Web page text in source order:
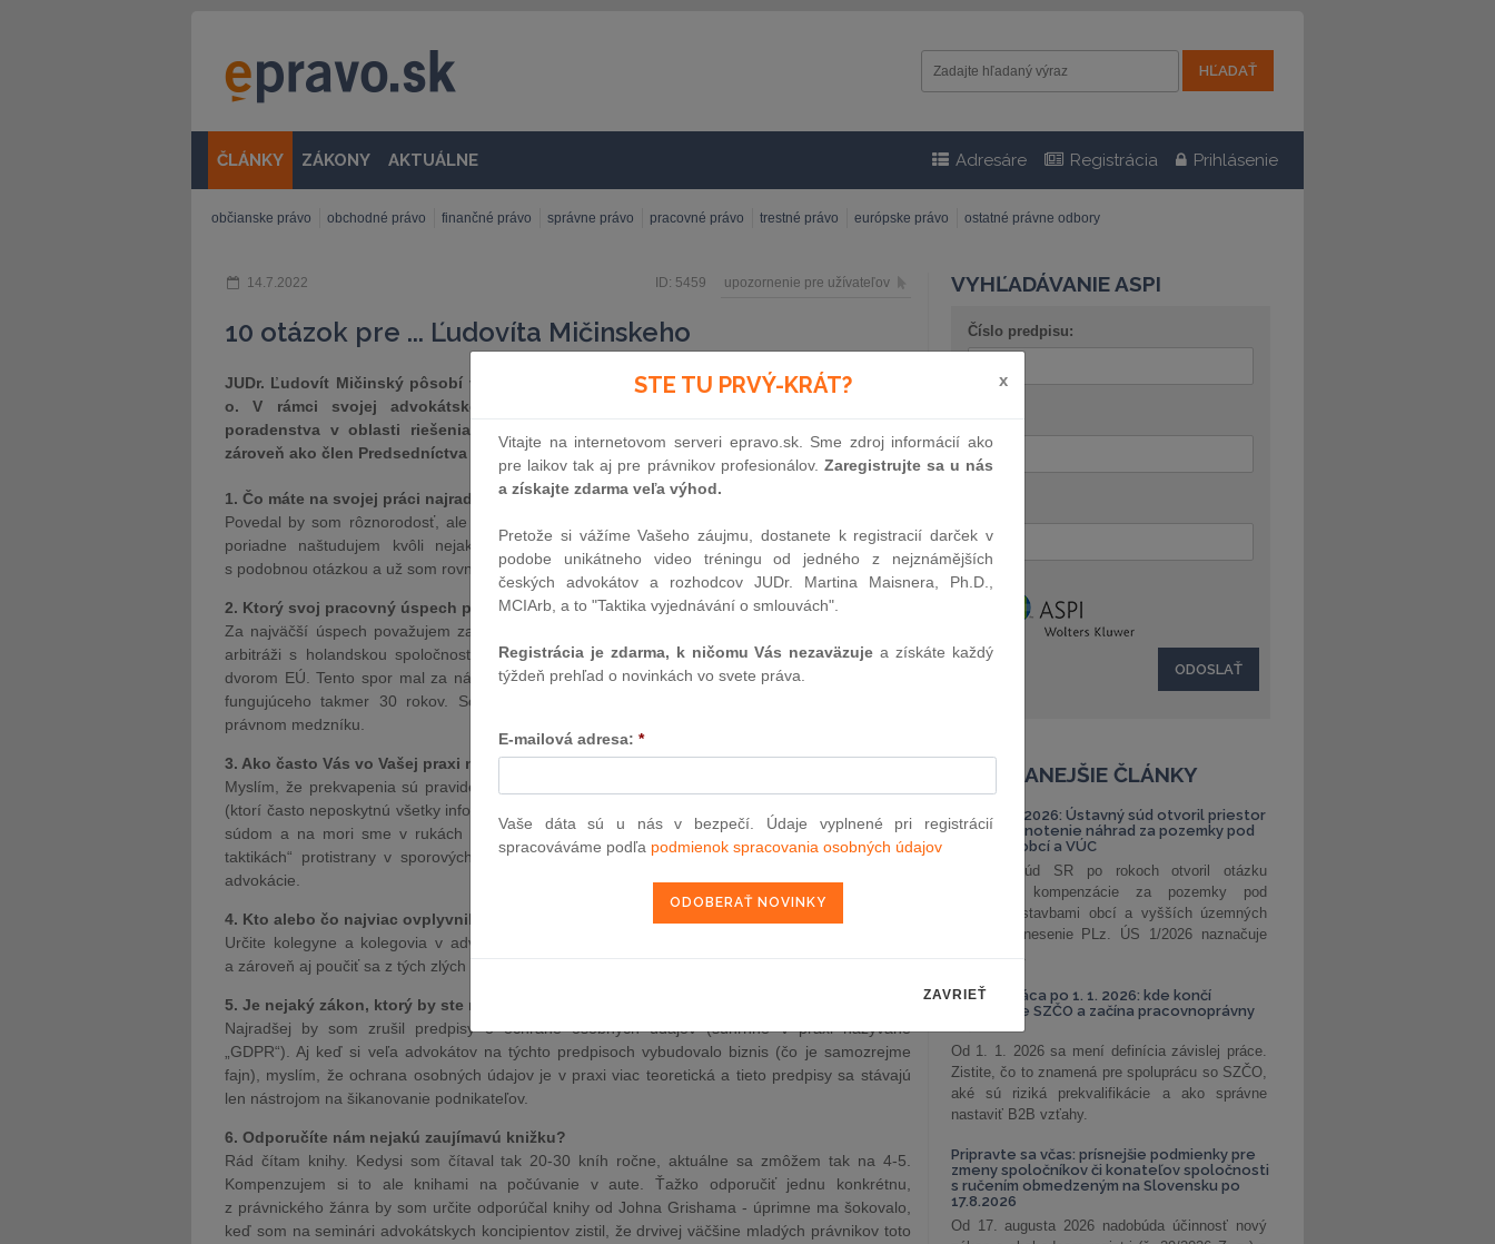
ČLÁNKY ZÁKONY AKTUÁLNE Adresáre Registrácia Prihlásenie
občianske právo obchodné právo finančné právo správne právo pracovné právo trestné právo európske právo ostatné právne odbory
14.7.2022 ID: 5459 upozornenie pre užívateľov
10 otázok pre ... Ľudovíta Mičinskeho
JUDr. Ľudovít Mičinský pôsobí v advokácii prostredníctvom AK Mičinský & Partners s. r.
o. V rámci svojej advokátskej praxe sa špecializuje na poskytovanie právneho
poradenstva v oblasti riešenia sporov, najmä arbitráží a verejných investícií. Pôsobí
zároveň ako člen Predsedníctva Slovenskej advokátskej komory.
1. Čo máte na svojej práci najradšej?
Povedal by som rôznorodosť, ale to je klišé. Najradšej mám asi, keď si nejakú právnu otázku
poriadne naštudujem kvôli nejakému prípadu a o nejaký čas mi príde podobný prípad
s podobnou otázkou a už som rovno za múdreho.
2. Ktorý svoj pracovný úspech považujete za najvýznamnejší?
Za najväčší úspech považujem zastupovanie Slovenskej republiky v medzinárodnej investičnej
arbitráži s holandskou spoločnosťou
Achmea B.V. a súvisiacich konaniach až pred Súdnym
dvorom EÚ. Tento spor mal za následok ukončenie celého systému investičných arbitráži v EÚ
fungujúceho takmer 30 rokov. Som rád, že som sa mohol podieľať na tomto významnom
právnom medzníku.
3. Ako často Vás vo Vašej praxi niečo prekvapí?
Myslím, že prekvapenia sú pravidelnou súčasťou advokátskeho života. Či už je to pri klientoch
(ktorí často neposkytnú všetky informácie) alebo pri súdnych rozhodnutiach (ako sa hovorí „pred
súdom a na mori sme v rukách Božích“), ale aj pri kolegoch (najmä pri rôznych „gerilových
taktikách“ protistrany v sporových konaniach). Kto nemá rád prekvapenia, nech nechodí do
advokácie.
4. Kto alebo čo najviac ovplyvnilo Váš profesný život?
Určite kolegyne a kolegovia v advokácii. Stále sa snažím „odkukávať“ od kolegov dobré veci
a zároveň aj poučiť sa z tých zlých vecí („takto to robiť nechcem“).
5. Je nejaký zákon, ktorý by ste najradšej zrušili?
Najradšej by som zrušil predpisy o ochrane osobných údajov (súhrnne v praxi nazývané
„GDPR“). Aj keď si veľa advokátov na týchto predpisoch vybudovalo biznis (čo je samozrejme
fajn), myslím, že ochrana osobných údajov je v praxi viac teoretická a tieto predpisy sa stávajú
len nástrojom na šikanovanie podnikateľov.
6. Odporučíte nám nejakú zaujímavú knižku?
Rád čítam knihy. Kedysi som čítaval tak 20-30 kníh ročne, aktuálne sa zmôžem tak na 4-5.
Kompenzujem si to ale knihami na počúvanie v aute. Ťažko odporučiť jednu konkrétnu,
z právnického žánra by som určite odporúčal knihy od Johna Grishama - úprimne ma šokovalo,
keď som na seminári advokátskych koncipientov zistil, že drvivej väčšine mladých právnikov toto
VYHĽADÁVANIE ASPI
Číslo predpisu:
NAJČÍTANEJŠIE ČLÁNKY
PLz. ÚS 1/2026: Ústavný súd otvoril priestor
na prehodnotenie náhrad za pozemky pod
stavbami obcí a VÚC
Ústavný súd SR po rokoch otvoril otázku
primeranej kompenzácie za pozemky pod
verejnými stavbami obcí a vyšších územných
celkov. Uznesenie PLz. ÚS 1/2026 naznačuje
odklon od...
Závislá práca po 1. 1. 2026: kde končí
podnikanie SZČO a začína pracovnoprávny
Od 1. 1. 2026 sa mení definícia závislej práce.
Zistite, čo to znamená pre spoluprácu so SZČO,
aké sú riziká prekvalifikácie a ako správne
nastaviť B2B vzťahy.
Pripravte sa včas: prísnejšie podmienky pre
zmeny spoločníkov či konateľov spoločnosti
s ručením obmedzeným na Slovensku po
17.8.2026
Od 17. augusta 2026 nadobúda účinnosť nový
STE TU PRVÝ-KRÁT? x
Vitajte na internetovom serveri epravo.sk. Sme zdroj informácií ako
pre laikov tak aj pre právnikov profesionálov. Zaregistrujte sa u nás
a získajte zdarma veľa výhod.
Pretože si vážíme Vašeho záujmu, dostanete k registracií darček v
podobe unikátneho video tréningu od jedného z nejznámějších
českých advokátov a rozhodcov JUDr. Martina Maisnera, Ph.D.,
MCIArb, a to "Taktika vyjednávání o smlouvách".
Registrácia je zdarma, k ničomu Vás nezaväzuje a získáte každý
týždeň prehľad o novinkách vo svete práva.
E-mailová adresa: *
Vaše dáta sú u nás v bezpečí. Údaje vyplnené pri registrácií
spracováváme podľa podmienok spracovania osobných údajov
ZAVRIEŤ